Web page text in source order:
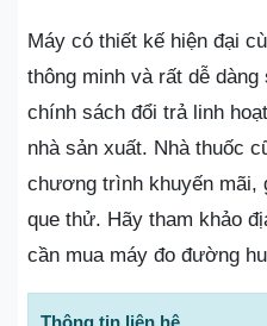
Máy có thiết kế hiện đại
thông minh và rất dễ
chính sách đổi trả linh
nhà sản xuất. Nhà thuốc
chương trình khuyến mãi,
que thử. Hãy tham khảo
cần mua máy đo đường
Thông tin liên hệ